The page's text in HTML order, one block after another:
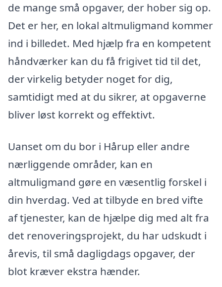
de mange små opgaver, der hober sig op.
Det er her, en lokal altmuligmand kommer
ind i billedet. Med hjælp fra en kompetent
håndværker kan du få frigivet tid til det,
der virkelig betyder noget for dig,
samtidigt med at du sikrer, at opgaverne
bliver løst korrekt og effektivt.
Uanset om du bor i Hårup eller andre
nærliggende områder, kan en
altmuligmand gøre en væsentlig forskel i
din hverdag. Ved at tilbyde en bred vifte
af tjenester, kan de hjælpe dig med alt fra
det renoveringsprojekt, du har udskudt i
årevis, til små dagligdags opgaver, der
blot kræver ekstra hænder.